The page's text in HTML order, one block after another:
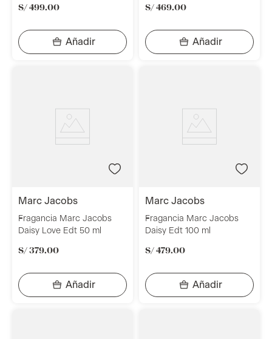
S/ 499.00
S/ 469.00
marc jacobs
Fragancia Marc Jacobs
Daisy Love Edt 50 ml
S/ 379.00
marc jacobs
Fragancia Marc Jacobs
Daisy Edt 100 ml
S/ 479.00